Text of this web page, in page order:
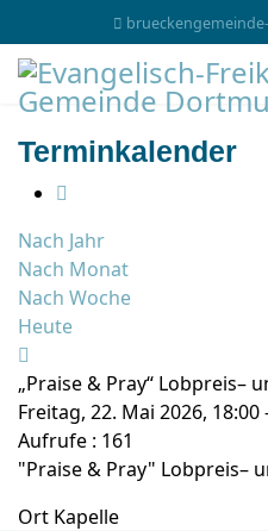
Terminkalender
Nach Jahr
Nach Monat
Nach Woche
Heute
„Praise & Pray“ Lobpreis–
Freitag, 22. Mai 2026, 18:00
Aufrufe : 161
"Praise & Pray" Lobpreis–
Ort Kapelle